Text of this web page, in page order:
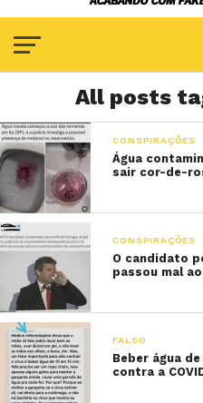
All posts
CONSPIRAÇÕES
Água
sair cor-de-
CONSPIRAÇÕES
O candidato
passou mal
FALSO
Beber água
contra a